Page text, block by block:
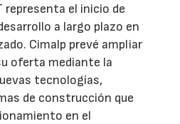
representa el inicio de
a largo plazo en
Cimalp prevé ampliar
oferta mediante la
tecnologías,
de construcción que
en el